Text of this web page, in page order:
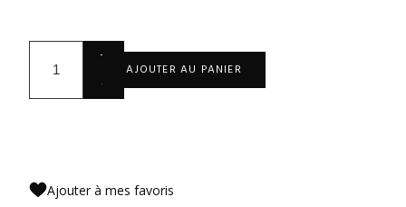
+
-
AJOUTER AU PANIER
Ajouter à mes favoris